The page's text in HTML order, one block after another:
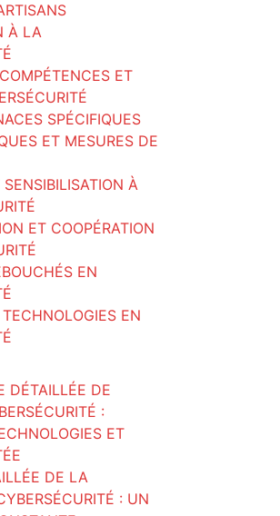
À LA
ET
SPÉCIFIQUES
ET MESURES DE
À
ET COOPÉRATION
EN
EN
DÉTAILLÉE DE
:
ET
DE LA
: UN